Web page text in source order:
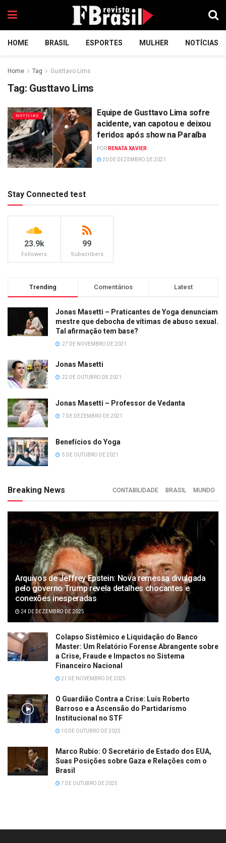
HOME BRASIL ESPORTES MULHER NOTÍCIAS
Home Tag Gusttavo Lims
Tag: Gusttavo Lims
NOTÍCIAS
Equipe de Gusttavo Lima sofre
acidente, van capotou e deixou
feridos após show na Paraíba
POR RENATA XAVIER
20 DE DEZEMBRO DE 2021
Stay Connected test
23.9k
Followers
99
Subscribers
Trending Comentários Latest
Jonas Masetti – Praticantes de Yoga denunciam
mestre que debocha de vítimas de abuso sexual.
Tal afirmação tem base?
27 DE NOVEMBRO DE 2021
Jonas Masetti
22 DE OUTUBRO DE 2021
Jonas Masetti – Professor de Vedanta
7 DE DEZEMBRO DE 2021
Benefícios do Yoga
5 DE OUTUBRO DE 2021
Breaking News CONTABILIDADE BRASIL MUNDO
Arquivos de Jeffrey Epstein: Nova remessa divulgada
pelo governo Trump revela detalhes chocantes e
conexões inesperadas
24 DE DEZEMBRO DE 2025
Colapso Sistêmico e Liquidação do Banco
Master: Um Relatório Forense Abrangente sobre
a Crise, Fraude e Impactos no Sistema
Financeiro Nacional
21 DE NOVEMBRO DE 2025
O Guardião Contra a Crise: Luís Roberto
Barroso e a Ascensão do Partidarismo
Institucional no STF
10 DE OUTUBRO DE 2025
Marco Rubio: O Secretário de Estado dos EUA,
Suas Posições sobre Gaza e Relações com o
Brasil
7 DE OUTUBRO DE 2025